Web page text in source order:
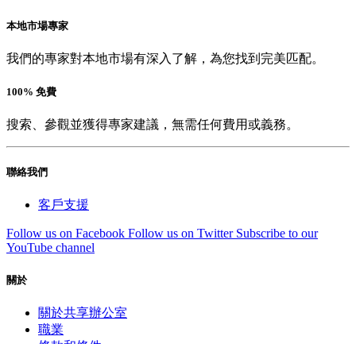
本地市場專家
我們的專家對本地市場有深入了解，為您找到完美匹配。
100% 免費
搜索、參觀並獲得專家建議，無需任何費用或義務。
聯絡我們
客戶支援
Follow us on Facebook Follow us on Twitter Subscribe to our
YouTube channel
關於
關於共享辦公室
職業